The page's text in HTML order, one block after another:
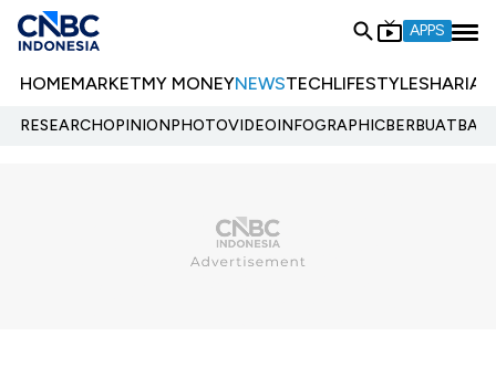
APPS
HOMEMARKETMY MONEYNEWSTECHLIFESTYLESHARIA
RESEARCHOPINIONPHOTOVIDEOINFOGRAPHIC